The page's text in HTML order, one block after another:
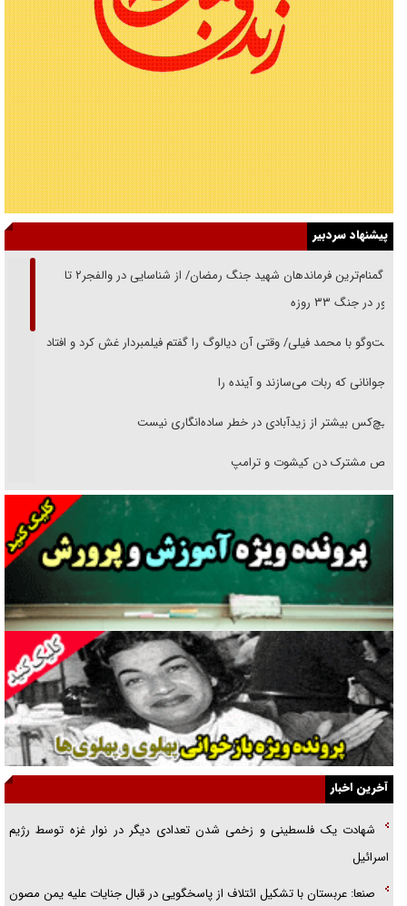
پیشنهاد سردبیر
از گمنام‌ترین فرماندهان شهید جنگ رمضان/ از شناسایی در والفجر۲ تا
حضور در جنگ ۳۳ روزه
گفت‌وگو با محمد فیلی/ وقتی آن دیالوگ را گفتم فیلمبردار غش کرد و افتاد
نوجوانانی که ربات می‌سازند و آینده را
هیچ‌کس بیشتر از زیدآبادی در خطر ساده‌انگاری نیست
رقص مشترک دن کیشوت و ترامپ
دنده دولت به واگذاری مسئله‌دار ایران‌خودرو/ خصوصی‌سازی یا انحصار؟
غریزه‌ی بقا و آقای باقی و رفقا
جراحی‌های زیبایی با مدرک فوق‌دیپلم! + گفت‌وگو با متهم
گفت‌وگو با همسر یکی از شهدای جنگ رمضان/ پیکر بی‌سر شهید را از
انگشت‌های پا شناسایی کردیم
نسلی که آنلاین الگو می‌گیرد
گفت‌وگو با آیت‌الله جاودان/ جفای مخالفان مکانت معنوی رهبر شهید را
ارتقا می‌داد
راننده مست به قانون می‌خندد
همه آقای دوربینی شده‌ایم!
آخرین اخبار
شهادت یک فلسطینی و زخمی شدن تعدادی دیگر در نوار غزه توسط رژیم
اسرائیل
صنعا: عربستان با تشکیل ائتلاف‌ از پاسخگویی در قبال جنایات علیه یمن مصون